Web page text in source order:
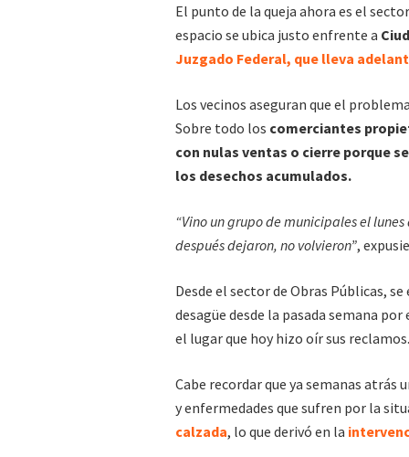
El punto de la queja ahora es el
espacio se ubica justo enfrente a
Juzgado Federal, que lleva
Los vecinos aseguran que el
Sobre todo los comerciantes
con nulas ventas o cierre porque
los desechos acumulados.
“Vino un grupo de municipales el
después dejaron, no volvieron”,
Desde el sector de Obras Públicas,
desagüe desde la pasada semana por
el lugar que hoy hizo oír sus reclamos.
Cabe recordar que ya semanas atrás
y enfermedades que sufren por la
calzada, lo que derivó en la